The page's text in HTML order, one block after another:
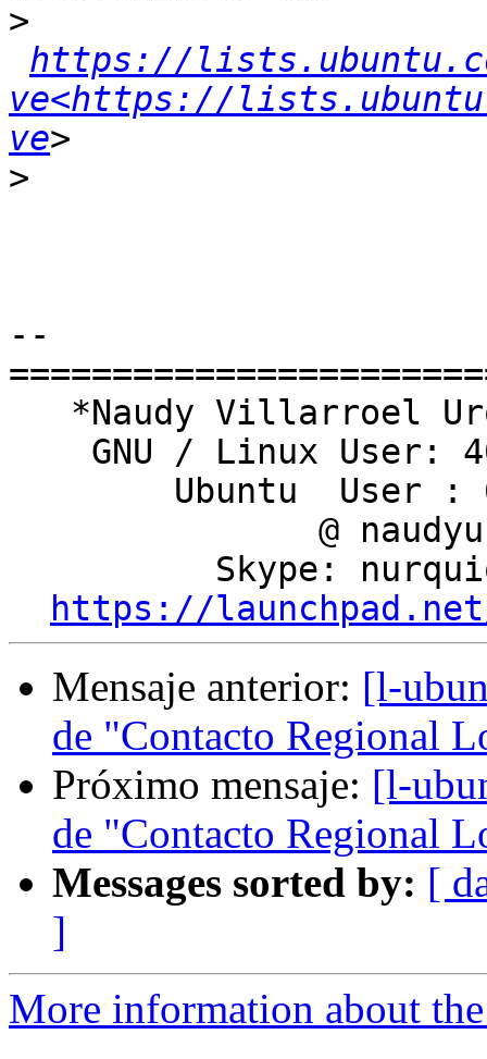
>
https://
ve<https://
ve
>
--
https://
Mensaje anterior: [l-
de "Contacto Regional
Próximo mensaje: [l-
de "Contacto Regional
Messages sorted by: [
]
More information about